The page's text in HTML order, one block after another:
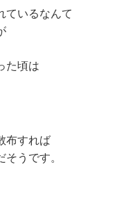
ているなんて
た頃は
布すれば
うです。